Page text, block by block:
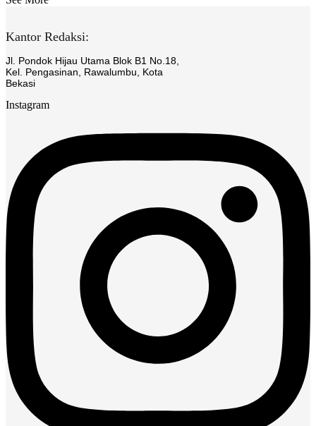
Kantor Redaksi:
Jl. Pondok Hijau Utama Blok B1 No.18,
Kel. Pengasinan, Rawalumbu, Kota
Bekasi
Instagram